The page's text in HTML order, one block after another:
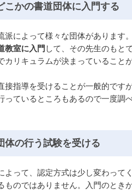
こかの書道団体に入門する
派によって様々な団体があります。
教室に入門 して、その先生のもと
カリキュラムが決まっていること
接指導を受けることが一般的ですが
っているところもあるので一度調
体の行う試験を受ける
よって、認定方式は少し変わって
ものではありません。入門のとき